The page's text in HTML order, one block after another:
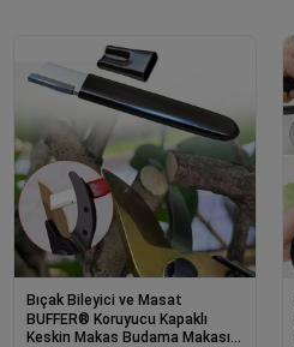
Bıçak Bileyici ve Masat
BUFFER® Koruyucu Kapaklı
Keskin Makas Budama Makası